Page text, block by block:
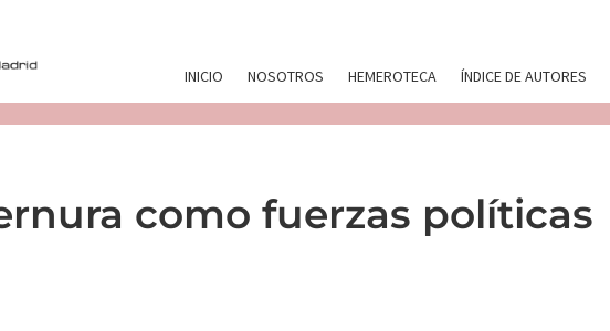
INICIO NOSOTROS HEMEROTECA ÍNDICE DE AUTORES
como fuerzas políticas